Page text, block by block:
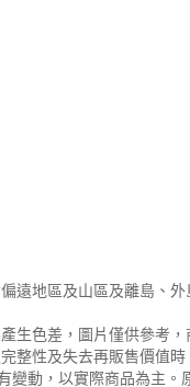
遠地區及山區及離島、
生色差，圖片僅供參考
整性及失去再販售價值
動，以實際商品為主。